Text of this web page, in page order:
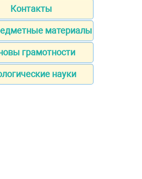
Контакты
материалы
грамотности
науки